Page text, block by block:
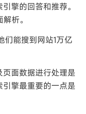
擎的回答和推荐。
析。
能搜到网站1万亿
面数据进行处理是
擎最重要的一点是